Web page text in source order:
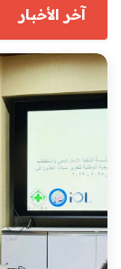
آخر الأخبار
وكيل